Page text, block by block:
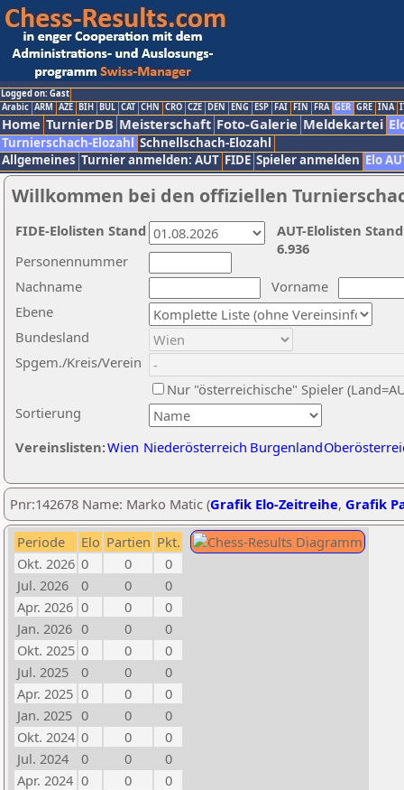
Logged on: Gast
Arabic ARM AZE BIH BUL CAT CHN CRO CZE DEN ENG ESP FAI FIN FRA GER GRE INA
Home TurnierDB Meisterschaft Foto-Galerie Meldekartei
Turnierschach-Elozahl Schnellschach-Elozahl
Allgemeines Turnier anmelden: AUT FIDE Spieler anmelden Elo
Willkommen bei den offiziellen
Nachname
Vorname
Ebene
Sortierung
Personennummer
Bundesland
Spgem./Kreis/Verein
Nur "österreichische" Spieler
Vereinslisten:Wien Niederösterreich Burgenland
AUT-Elolisten
6.936
FIDE-Elolisten Stand
Pnr:142678 Name: Marko Matic (Grafik Elo-Zeitreihe, Grafik
Periode Elo Partien Pkt.
Okt. 2026 0 0
0
Jul. 2026
0 0
0
Apr. 2026 0 0
0
Jan. 2026 0 0
0
Okt. 2025 0 0
0
Jul. 2025
0 0
0
Apr. 2025 0 0
0
Jan. 2025 0 0
0
Okt. 2024 0 0
0
Jul. 2024
0 0
0
Apr. 2024 0 0
0